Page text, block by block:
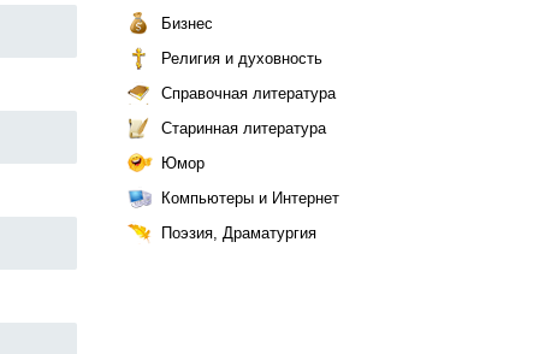
Бизнес
Религия и духовность
Справочная литература
Старинная литература
Юмор
Компьютеры и Интернет
Поэзия, Драматургия